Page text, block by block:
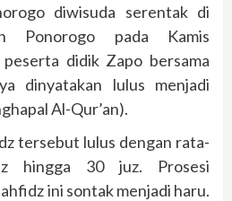
diwisuda serentak di
Ponorogo pada Kamis
didik Zapo bersama
dinyatakan lulus menjadi
Al-Qur’an).
tersebut lulus dengan rata-
hingga 30 juz. Prosesi
ini sontak menjadi haru.